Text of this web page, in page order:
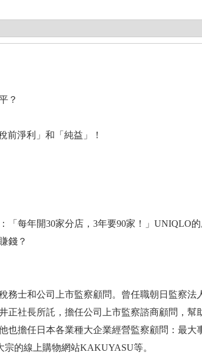
？
淨利」和「純益」！
每年開30家分店，3年要90家！」UNIQLO
錢？
士和公司上市監察顧問。曾任職朝日監察法
正社長所託，擔任公司上市監察諮商顧問，幫
也擔任日本各業種大企業經營監察顧問：最大
的線上購物網站KAKUYASU等。